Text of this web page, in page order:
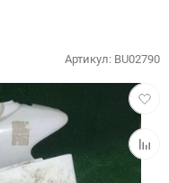
в
к
Артикул: BU02790